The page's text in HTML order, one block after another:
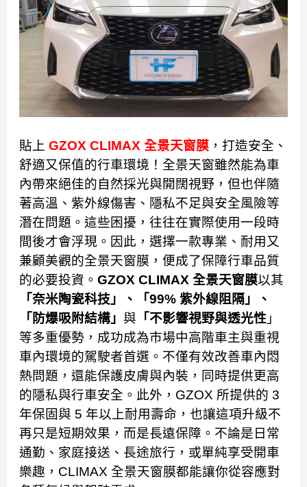
貼上 GZOX CLIMAX 全景天窗膜，打造安全、
舒適又保值的行車環境！全景天窗雖然能為車
內帶來絕佳的自然採光與開闊視野，但也伴隨
著高溫、紫外線傷害、隱私不足與安全風險等
潛在問題。這些困擾，往往在實際使用一段時
間後才會浮現。因此，選擇一款專業、耐用又
兼顧美觀的全景天窗膜，便成了保障行車品質
的必要投資。 GZOX CLIMAX 全景天窗膜以其
「奈米陶瓷科技」、「99% 紫外線阻隔」、
「防爆吸附結構」 與 「不影響視野與透光性」
等多重優勢，成功成為市場中高階車主與重視
車內環境的駕駛者首選。不僅有效改善車內悶
熱問題，還能保護皮膚與內裝，同時提供更高
的隱私與行車安全。 此外，GZOX 所提供的 3
年保固與 5 年以上耐用壽命，也讓這項升級不
再只是短期效果，而是長遠保障。不論是日常
通勤、家庭接送、長途旅行，或單純享受開車
樂趣，CLIMAX 全景天窗膜都能讓你從容應對